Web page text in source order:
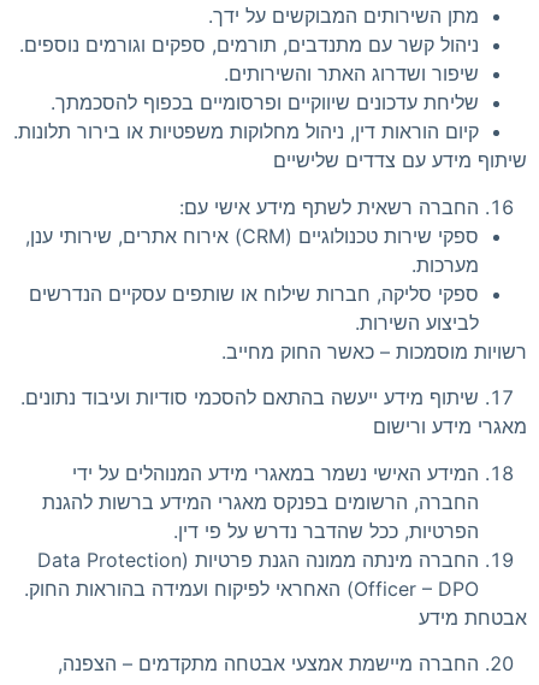
מתן השירותים המבוקשים על ידך.
ניהול קשר עם מתנדבים, תורמים, ספקים וגורמים נוספים.
שיפור ושדרוג האתר והשירותים.
שליחת עדכונים שיווקיים ופרסומיים בכפוף להסכמתך.
קיום הוראות דין, ניהול מחלוקות משפטיות או בירור תלונות.
שיתוף מידע עם צדדים שלישיים
החברה רשאית לשתף מידע אישי עם:
ספקי שירות טכנולוגיים (CRM) אירוח אתרים, שירותי ענן,
מערכות.
ספקי סליקה, חברות שילוח או שותפים עסקיים הנדרשים
לביצוע השירות.
רשויות מוסמכות – כאשר החוק מחייב.
שיתוף מידע ייעשה בהתאם להסכמי סודיות ועיבוד נתונים.
מאגרי מידע ורישום
המידע האישי נשמר במאגרי מידע המנוהלים על ידי
החברה, הרשומים בפנקס מאגרי המידע ברשות להגנת
הפרטיות, ככל שהדבר נדרש על פי דין.
החברה מינתה ממונה הגנת פרטיות (Data Protection
Officer – DPO) האחראי לפיקוח ועמידה בהוראות החוק.
אבטחת מידע
החברה מיישמת אמצעי אבטחה מתקדמים – הצפנה,